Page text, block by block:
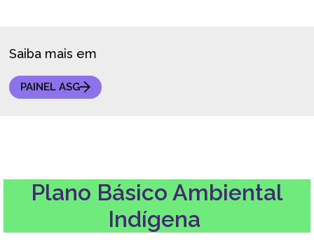
Saiba mais em
PAINEL ASG
Plano Básico Ambiental
Indígena